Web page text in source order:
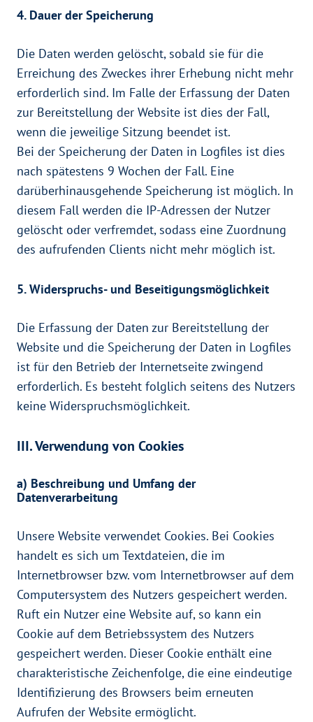
4. Dauer der Speicherung
Die Daten werden gelöscht, sobald sie für die
Erreichung des Zweckes ihrer Erhebung nicht mehr
erforderlich sind. Im Falle der Erfassung der Daten
zur Bereitstellung der Website ist dies der Fall,
wenn die jeweilige Sitzung beendet ist.
Bei der Speicherung der Daten in Logfiles ist dies
nach spätestens 9 Wochen der Fall. Eine
darüberhinausgehende Speicherung ist möglich. In
diesem Fall werden die IP-Adressen der Nutzer
gelöscht oder verfremdet, sodass eine Zuordnung
des aufrufenden Clients nicht mehr möglich ist.
5. Widerspruchs- und Beseitigungsmöglichkeit
Die Erfassung der Daten zur Bereitstellung der
Website und die Speicherung der Daten in Logfiles
ist für den Betrieb der Internetseite zwingend
erforderlich. Es besteht folglich seitens des Nutzers
keine Widerspruchsmöglichkeit.
III. Verwendung von Cookies
a) Beschreibung und Umfang der
Datenverarbeitung
Unsere Website verwendet Cookies. Bei Cookies
handelt es sich um Textdateien, die im
Internetbrowser bzw. vom Internetbrowser auf dem
Computersystem des Nutzers gespeichert werden.
Ruft ein Nutzer eine Website auf, so kann ein
Cookie auf dem Betriebssystem des Nutzers
gespeichert werden. Dieser Cookie enthält eine
charakteristische Zeichenfolge, die eine eindeutige
Identifizierung des Browsers beim erneuten
Aufrufen der Website ermöglicht.